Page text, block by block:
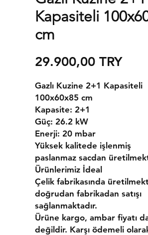
Kapasiteli
cm
29.900,00 TRYPreis
Gazlı Kuzine 2+1 Kapasiteli
100x60x85 cm
Kapasite: 2+1
Güç: 26.2 kW
Enerji: 20 mbar
Yüksek kalitede işlenmiş
paslanmaz sacdan
Ürünlerimiz İdeal
Çelik fabrikasında
doğrudan fabrikadan satışı
sağlanmaktadır.
Ürüne kargo, ambar fiyatı
değildir. Karşı ödemeli